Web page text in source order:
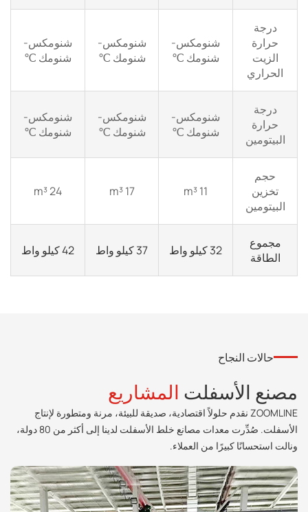
درجة
حرارة
الزيت
الحراري
شنومكس-
شنومك ℃
شنومكس-
شنومك ℃
شنومكس-
شنومك ℃
درجة
حرارة
البيتومين
شنومكس-
شنومك ℃
شنومكس-
شنومك ℃
شنومكس-
شنومك ℃
حجم
تخزين
البيتومين
11 m³
17 m³
24 m³
مجموع
الطاقة
32 كيلو واط 37 كيلو واط 42 كيلو واط
حالات النجاح
مصنع الأسفلت المشاريع
ZOOMLINE نقدم حلولاً اقتصادية، صديقة للبيئة، مرنة ومتطورة لإنتاج
الأسفلت. صُدِّرت معدات مصانع خلط الأسفلت لدينا إلى أكثر من 80 دولة،
ونالت استحسانًا كبيرًا من العملاء.